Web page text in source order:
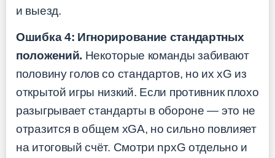
и выезд.
Ошибка 4: Игнорирование стандартных
положений. Некоторые команды забивают
половину голов со стандартов, но их xG из
открытой игры низкий. Если противник плохо
разыгрывает стандарты в обороне — это не
отразится в общем xGA, но сильно повлияет
на итоговый счёт. Смотри npxG отдельно и